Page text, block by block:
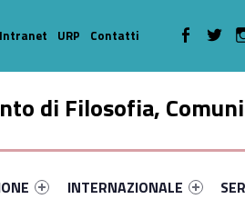
di Filosofia,
60121-35
menu-primary-56364-46
Link identifier #link-menu-
INTERNAZIONALE
Link
Intranet URP Contatti WebMan on